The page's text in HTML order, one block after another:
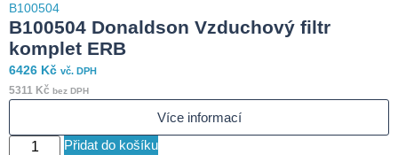
B100504
B100504 Donaldson Vzduchový filtr
komplet ERB
6426 Kč vč. DPH
5311 Kč bez DPH
Více informací
Přidat do košíku